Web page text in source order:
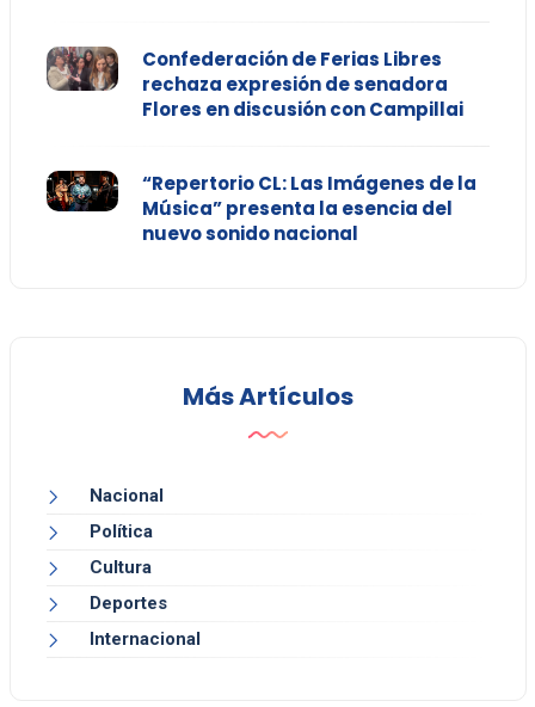
Confederación de Ferias Libres
rechaza expresión de senadora
Flores en discusión con Campillai
“Repertorio CL: Las Imágenes de la
Música” presenta la esencia del
nuevo sonido nacional
Más Artículos
Nacional
Política
Cultura
Deportes
Internacional